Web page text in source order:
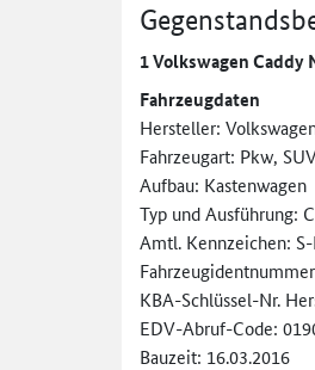
1 Volkswagen Caddy
Fahrzeugdaten
Hersteller:
Fahrzeugart: Pkw,
Aufbau: Kastenwagen
Typ und Ausführung:
Amtl. Kennzeichen:
KBA-Schlüssel-Nr.
EDV-Abruf-Code:
Bauzeit: 16.03.2016